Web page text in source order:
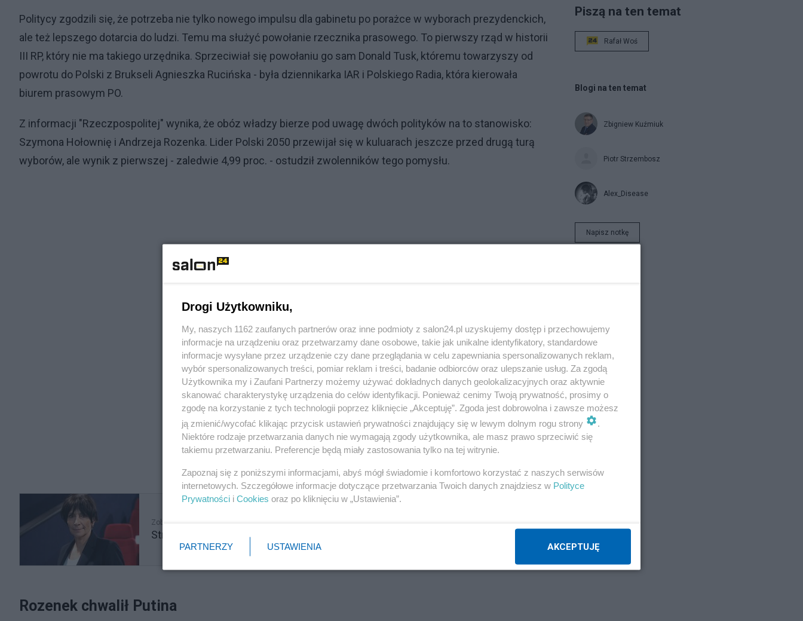
Politycy zgodzili się, że potrzeba nie tylko nowego impulsu dla gabinetu po porażce w wyborach prezydenckich,
ale też lepszego dotarcia do ludzi. Temu ma służyć powołanie rzecznika prasowego. To pierwszy rząd w historii
III RP, który nie ma takiego urzędnika. Sprzeciwiał się powołaniu go sam Donald Tusk, któremu towarzyszy od
powrotu do Polski z Brukseli Agnieszka Rucińska - była dziennikarka IAR i Polskiego Radia, która kierowała
biurem prasowym PO.
Z informacji "Rzeczpospolitej" wynika, że obóz władzy bierze pod uwagę dwóch polityków na to stanowisko:
Szymona Hołownię i Andrzeja Rozenka. Lider Polski 2050 przewijał się w kuluarach jeszcze przed drugą turą
wyborów, ale wynik z pierwszej - zaledwie 4,99 proc. - ostudził zwolenników tego pomysłu.
Zobacz także
Strofowała Paździocha w "Kiepskich", teraz bierze się za wyborców. Pałys ma dość
Rozenek chwalił Putina
Piszą na ten temat
Rafał Woś
Blogi na ten temat
Zbigniew Kuźmiuk
Piotr Strzembosz
Alex_Disease
Napisz notkę
Drogi Użytkowniku,
My, naszych 1162 zaufanych partnerów oraz inne podmioty z salon24.pl uzyskujemy dostęp i przechowujemy
informacje na urządzeniu oraz przetwarzamy dane osobowe, takie jak unikalne identyfikatory, standardowe
informacje wysyłane przez urządzenie czy dane przeglądania w celu zapewniania spersonalizowanych reklam,
wybór spersonalizowanych treści, pomiar reklam i treści, badanie odbiorców oraz ulepszanie usług. Za zgodą
Użytkownika my i Zaufani Partnerzy możemy używać dokładnych danych geolokalizacyjnych oraz aktywnie
skanować charakterystykę urządzenia do celów identyfikacji. Ponieważ cenimy Twoją prywatność, prosimy o
zgodę na korzystanie z tych technologii poprzez kliknięcie „Akceptuję”. Zgoda jest dobrowolna i zawsze możesz
ją zmienić/wycofać klikając przycisk ustawień prywatności znajdujący się w lewym dolnym rogu strony
.
Niektóre rodzaje przetwarzania danych nie wymagają zgody użytkownika, ale masz prawo sprzeciwić się
takiemu przetwarzaniu. Preferencje będą miały zastosowania tylko na tej witrynie.
Zapoznaj się z poniższymi informacjami, abyś mógł świadomie i komfortowo korzystać z naszych serwisów
internetowych. Szczegółowe informacje dotyczące przetwarzania Twoich danych znajdziesz w Polityce
Prywatności i Cookies oraz po kliknięciu w „Ustawienia”.
PARTNERZY USTAWIENIA AKCEPTUJĘ